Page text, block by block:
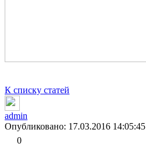
К списку статей
admin
Опубликовано: 17.03.2016 14:05:45
0